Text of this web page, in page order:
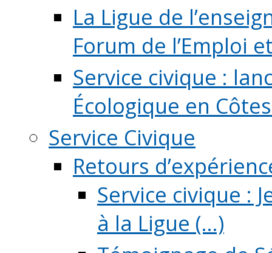
La Ligue de
Forum de l’Emploi
Service civique :
Écologique en
Service Civique
Retours
Service civique :
à la Ligue (...)